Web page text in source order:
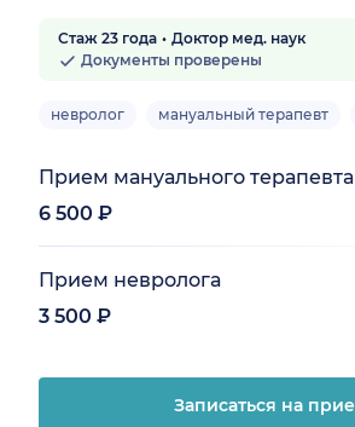
Стаж 23 года
Доктор мед. наук
Документы проверены
невролог мануальный терапевт
Прием мануального терапевта
6 500 ₽
Прием невролога
3 500 ₽
Записаться на